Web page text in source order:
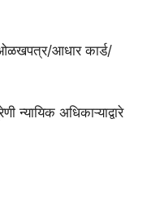
आधार कार्ड/
न्यायिक अधिकाऱ्याद्वारे